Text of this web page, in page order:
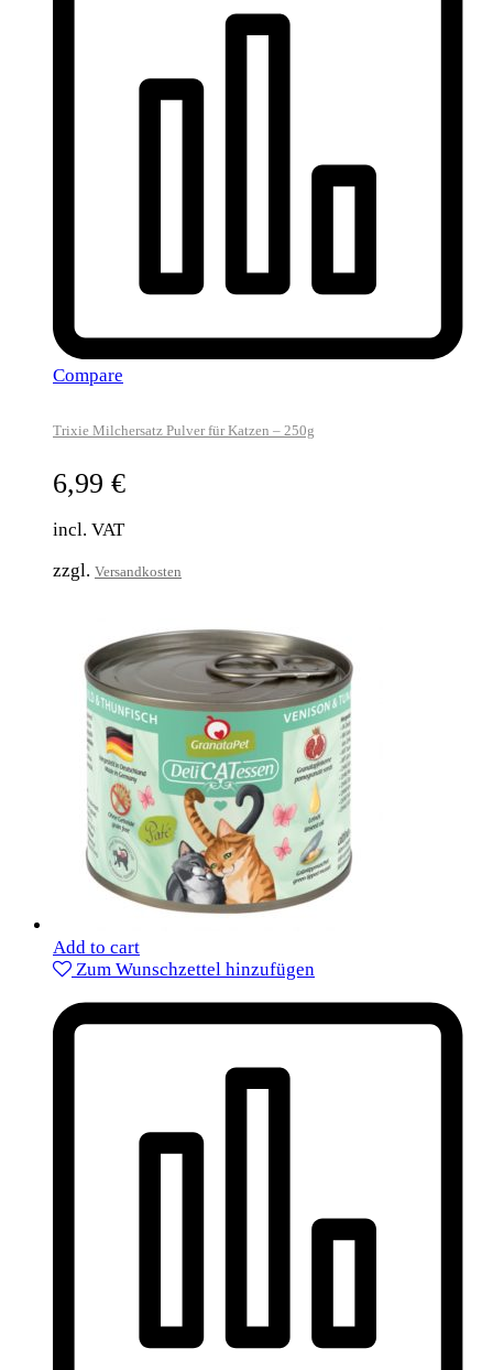
Compare
Trixie Milchersatz Pulver für Katzen – 250g
6,99 €
incl. VAT
zzgl. Versandkosten
Add to cart
Zum Wunschzettel hinzufügen